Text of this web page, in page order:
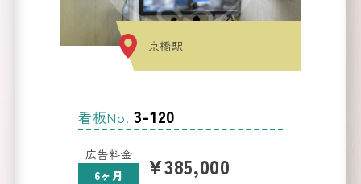
京橋駅
看板No. 3-120
広告料金
6ヶ月
¥385,000